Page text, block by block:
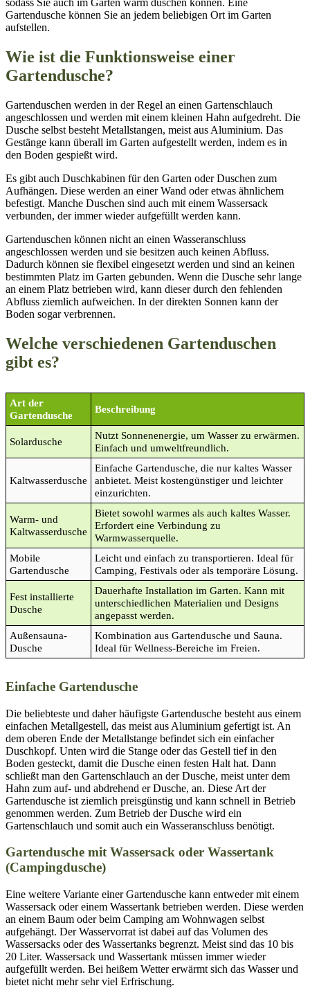
sodass Sie auch im Garten warm duschen können. Eine
Gartendusche können Sie an jedem beliebigen Ort im Garten
aufstellen.
Wie ist die Funktionsweise einer
Gartendusche?
Gartenduschen werden in der Regel an einen Gartenschlauch
angeschlossen und werden mit einem kleinen Hahn aufgedreht. Die
Dusche selbst besteht Metallstangen, meist aus Aluminium. Das
Gestänge kann überall im Garten aufgestellt werden, indem es in
den Boden gespießt wird.
Es gibt auch Duschkabinen für den Garten oder Duschen zum
Aufhängen. Diese werden an einer Wand oder etwas ähnlichem
befestigt. Manche Duschen sind auch mit einem Wassersack
verbunden, der immer wieder aufgefüllt werden kann.
Gartenduschen können nicht an einen Wasseranschluss
angeschlossen werden und sie besitzen auch keinen Abfluss.
Dadurch können sie flexibel eingesetzt werden und sind an keinen
bestimmten Platz im Garten gebunden. Wenn die Dusche sehr lange
an einem Platz betrieben wird, kann dieser durch den fehlenden
Abfluss ziemlich aufweichen. In der direkten Sonnen kann der
Boden sogar verbrennen.
Welche verschiedenen Gartenduschen
gibt es?
Art der
Gartendusche
Beschreibung
Solardusche
Nutzt Sonnenenergie, um Wasser zu erwärmen.
Einfach und umweltfreundlich.
Kaltwasserdusche
Einfache Gartendusche, die nur kaltes Wasser
anbietet. Meist kostengünstiger und leichter
einzurichten.
Warm- und
Kaltwasserdusche
Bietet sowohl warmes als auch kaltes Wasser.
Erfordert eine Verbindung zu
Warmwasserquelle.
Mobile
Gartendusche
Leicht und einfach zu transportieren. Ideal für
Camping, Festivals oder als temporäre Lösung.
Fest installierte
Dusche
Dauerhafte Installation im Garten. Kann mit
unterschiedlichen Materialien und Designs
angepasst werden.
Außensauna-
Dusche
Kombination aus Gartendusche und Sauna.
Ideal für Wellness-Bereiche im Freien.
Einfache Gartendusche
Die beliebteste und daher häufigste Gartendusche besteht aus einem
einfachen Metallgestell, das meist aus Aluminium gefertigt ist. An
dem oberen Ende der Metallstange befindet sich ein einfacher
Duschkopf. Unten wird die Stange oder das Gestell tief in den
Boden gesteckt, damit die Dusche einen festen Halt hat. Dann
schließt man den Gartenschlauch an der Dusche, meist unter dem
Hahn zum auf- und abdrehend er Dusche, an. Diese Art der
Gartendusche ist ziemlich preisgünstig und kann schnell in Betrieb
genommen werden. Zum Betrieb der Dusche wird ein
Gartenschlauch und somit auch ein Wasseranschluss benötigt.
Gartendusche mit Wassersack oder Wassertank
(Campingdusche)
Eine weitere Variante einer Gartendusche kann entweder mit einem
Wassersack oder einem Wassertank betrieben werden. Diese werden
an einem Baum oder beim Camping am Wohnwagen selbst
aufgehängt. Der Wasservorrat ist dabei auf das Volumen des
Wassersacks oder des Wassertanks begrenzt. Meist sind das 10 bis
20 Liter. Wassersack und Wassertank müssen immer wieder
aufgefüllt werden. Bei heißem Wetter erwärmt sich das Wasser und
bietet nicht mehr sehr viel Erfrischung.